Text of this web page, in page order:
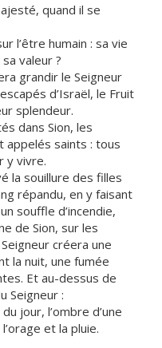
quand il se
l’être humain : sa vie
valeur ?
grandir le Seigneur
d’Israël, le Fruit
splendeur.
dans Sion, les
appelés saints : tous
y vivre.
la souillure des filles
répandu, en y faisant
souffle d’incendie,
de Sion, sur les
créera une
la nuit, une fumée
Et au-dessus de
Seigneur :
jour, l’ombre d’une
et la pluie.